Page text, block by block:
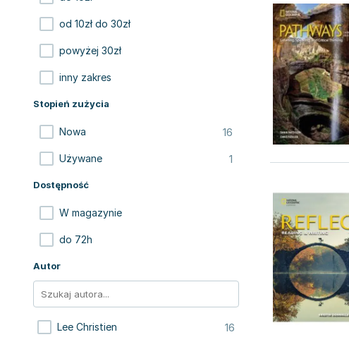
od 10zł do 30zł
powyżej 30zł
inny zakres
Stopień zużycia
Nowa 16
Używane 1
Dostępność
W magazynie
do 72h
Autor
Lee Christien 16